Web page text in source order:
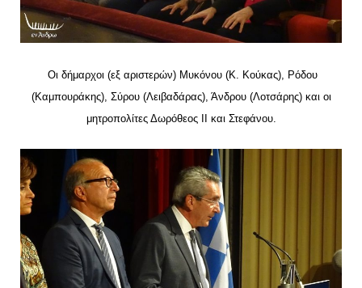
Οι δήμαρχοι (εξ αριστερών) Μυκόνου (Κ. Κούκας), Ρόδου
(Καμπουράκης), Σύρου (Λειβαδάρας), Άνδρου (Λοτσάρης) και οι
μητροπολίτες Δωρόθεος ΙΙ και Στεφάνου.